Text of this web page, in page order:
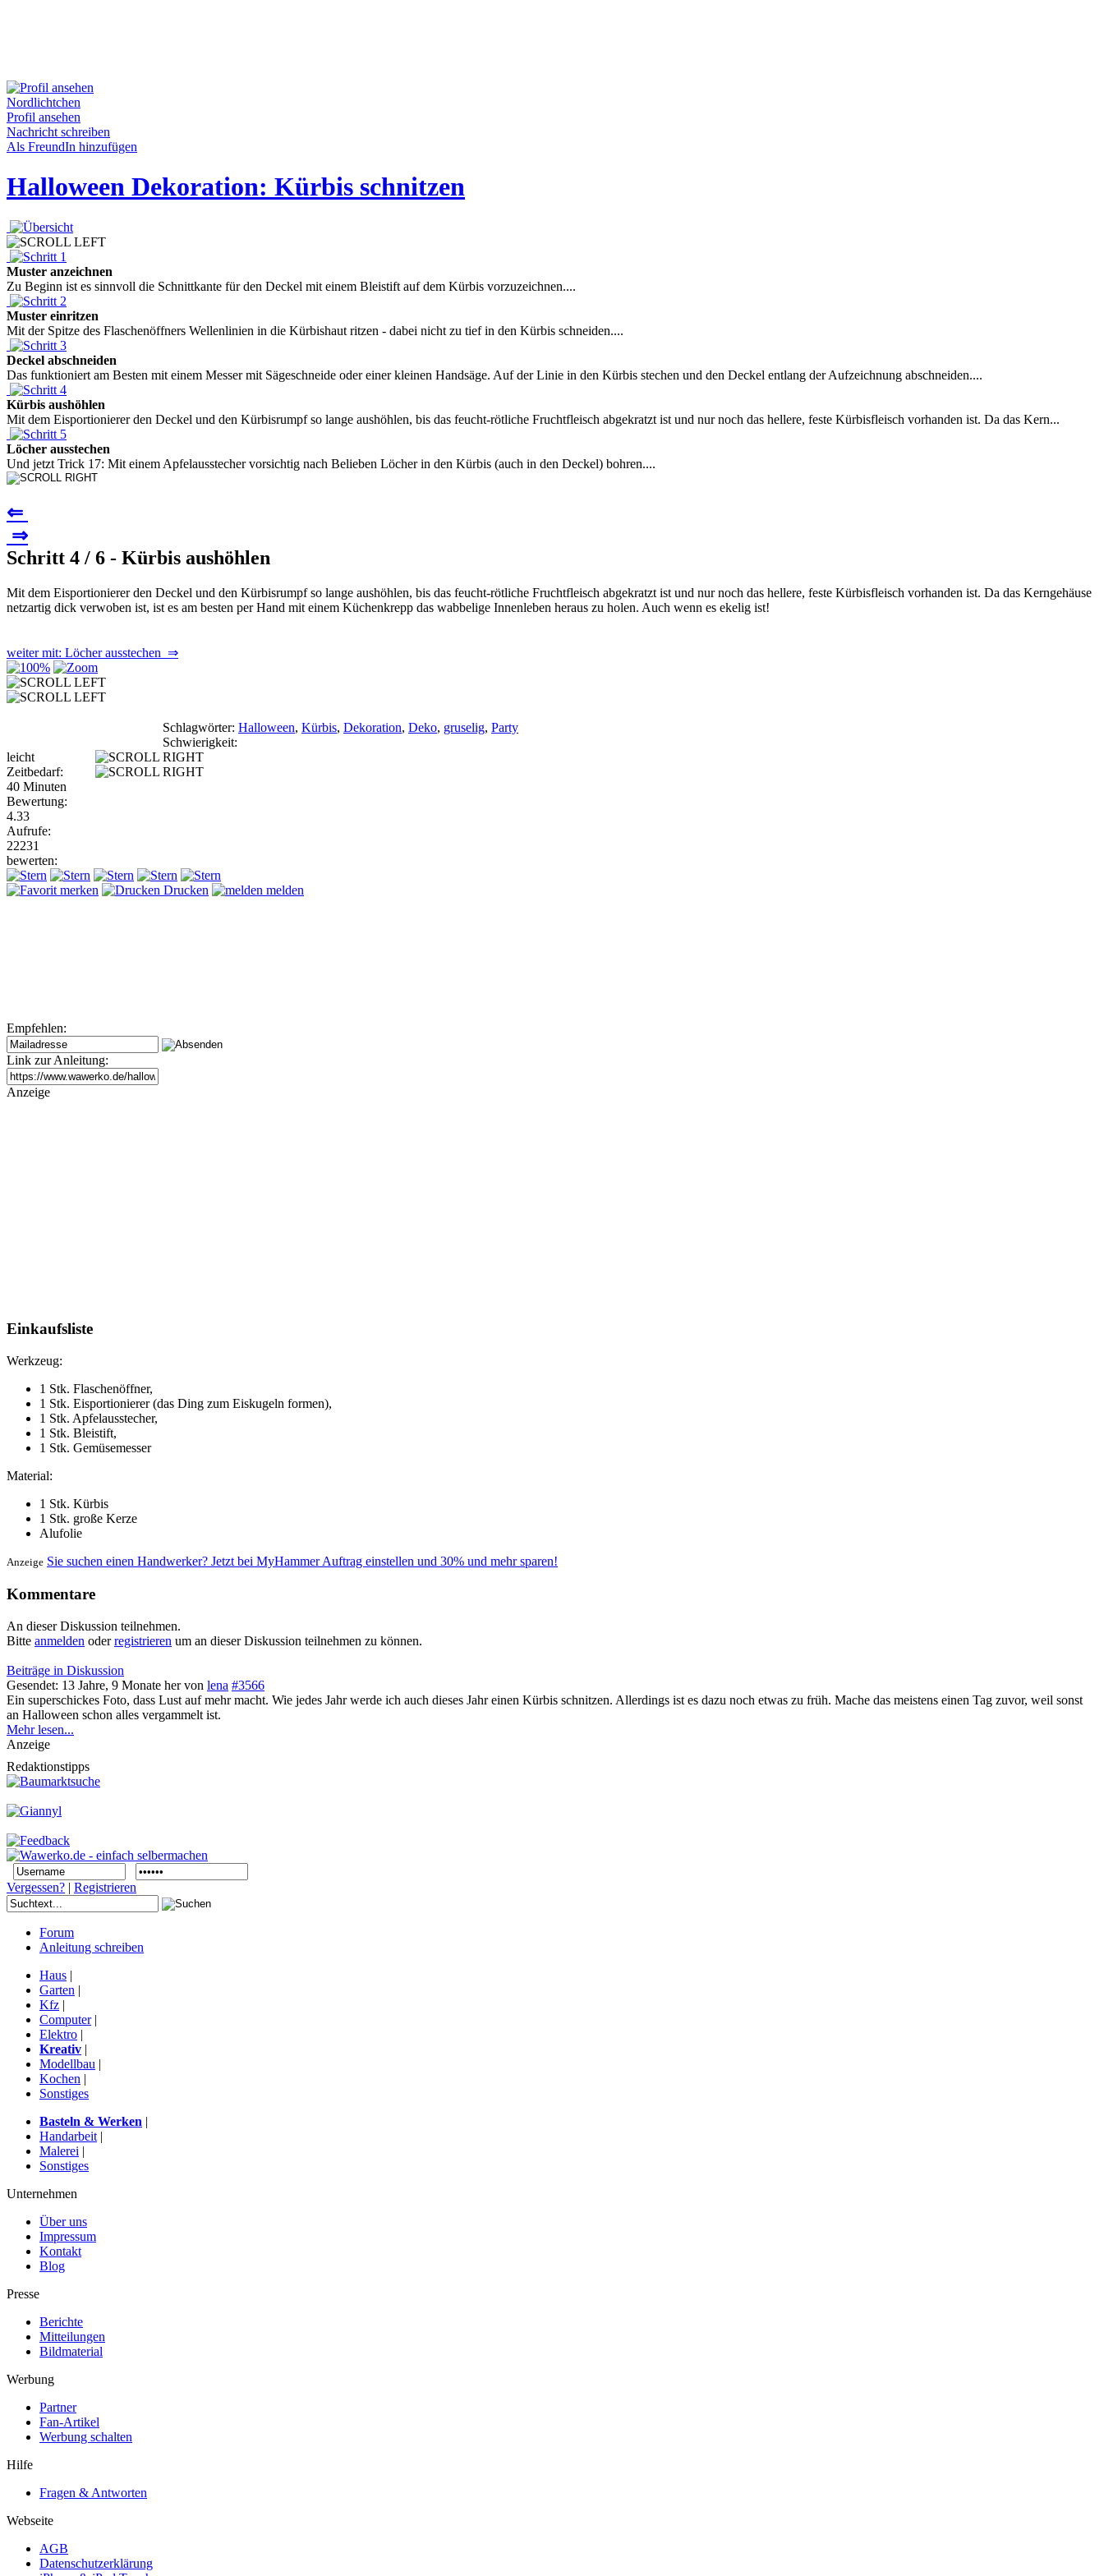
Nordlichtchen
Profil ansehen
Nachricht schreiben
Als FreundIn hinzufügen
Halloween Dekoration: Kürbis schnitzen
Muster anzeichnen
Zu Beginn ist es sinnvoll die Schnittkante für den Deckel mit einem Bleistift auf dem Kürbis vorzuzeichnen....
Muster einritzen
Mit der Spitze des Flaschenöffners Wellenlinien in die Kürbishaut ritzen - dabei nicht zu tief in den Kürbis schneiden....
Deckel abschneiden
Das funktioniert am Besten mit einem Messer mit Sägeschneide oder einer kleinen Handsäge. Auf der Linie in den Kürbis stechen und den Deckel entlang der Aufzeichnung abschneiden....
Kürbis aushöhlen
Mit dem Eisportionierer den Deckel und den Kürbisrumpf so lange aushöhlen, bis das feucht-rötliche Fruchtfleisch abgekratzt ist und nur noch das hellere, feste Kürbisfleisch vorhanden ist. Da das Kern...
Löcher ausstechen
Und jetzt Trick 17: Mit einem Apfelausstecher vorsichtig nach Belieben Löcher in den Kürbis (auch in den Deckel) bohren....
⇐
⇒
Schritt 4 / 6 - Kürbis aushöhlen
Mit dem Eisportionierer den Deckel und den Kürbisrumpf so lange aushöhlen, bis das feucht-rötliche Fruchtfleisch abgekratzt ist und nur noch das hellere, feste Kürbisfleisch vorhanden ist. Da das Kerngehäuse
netzartig dick verwoben ist, ist es am besten per Hand mit einem Küchenkrepp das wabbelige Innenleben heraus zu holen. Auch wenn es ekelig ist!
weiter mit: Löcher ausstechen ⇒
Schlagwörter: Halloween, Kürbis, Dekoration, Deko, gruselig, Party
Schwierigkeit:
leicht
Zeitbedarf:
40 Minuten
Bewertung:
4.33
Aufrufe:
22231
bewerten:
merken Drucken melden
Empfehlen:
Link zur Anleitung:
Anzeige
Einkaufsliste
Werkzeug:
1 Stk. Flaschenöffner,
1 Stk. Eisportionierer (das Ding zum Eiskugeln formen),
1 Stk. Apfelausstecher,
1 Stk. Bleistift,
1 Stk. Gemüsemesser
Material:
1 Stk. Kürbis
1 Stk. große Kerze
Alufolie
Anzeige Sie suchen einen Handwerker? Jetzt bei MyHammer Auftrag einstellen und 30% und mehr sparen!
Kommentare
An dieser Diskussion teilnehmen.
Bitte anmelden oderregistrieren um an dieser Diskussion teilnehmen zu können.
Beiträge in Diskussion
Gesendet: 13 Jahre, 9 Monate hervon lena #3566
Ein superschickes Foto, dass Lust auf mehr macht. Wie jedes Jahr werde ich auch dieses Jahr einen Kürbis schnitzen. Allerdings ist es dazu noch etwas zu früh. Mache das meistens einen Tag zuvor, weil sonst
an Halloween schon alles vergammelt ist.
Mehr lesen...
Anzeige
Redaktionstipps
Vergessen? | Registrieren
Forum
Anleitung schreiben
Haus |
Garten |
Kfz |
Computer|
Elektro |
Kreativ |
Modellbau |
Kochen |
Sonstiges
Basteln & Werken |
Handarbeit |
Malerei |
Sonstiges
Unternehmen
Über uns
Impressum
Kontakt
Blog
Presse
Berichte
Mitteilungen
Bildmaterial
Werbung
Partner
Fan-Artikel
Werbung schalten
Hilfe
Fragen & Antworten
Webseite
AGB
Datenschutzerklärung